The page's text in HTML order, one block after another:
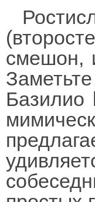
смешон,
Базилио